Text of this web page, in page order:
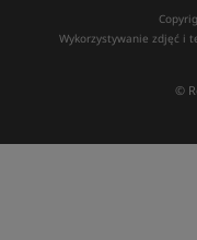
Wykorzystywanie zdjęć i
©